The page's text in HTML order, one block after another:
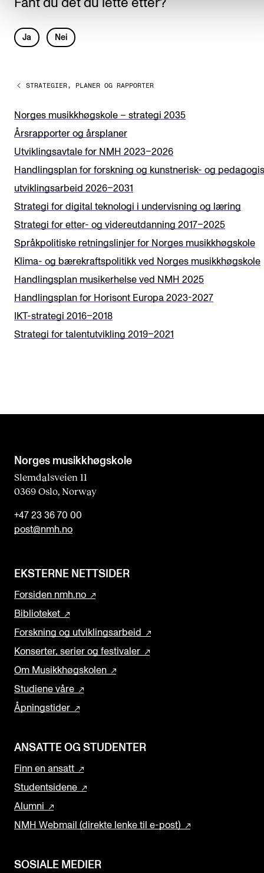
Fant du det du lette etter?
L
v
e
t
h
i
f
i
e
l
d
b
l
a
Ja Nei
STRATEGIER, PLANER OG RAPPORTER
Norges musikkhøgskole – strategi 2035
Årsrapporter og årsplaner
Utviklingsavtale for NMH 2023–2026
Handlingsplan for forskning og kunstnerisk- og
utviklingsarbeid 2026–2031
Strategi for digital teknologi i undervisning og læring
Strategi for etter- og videreutdanning 2017–2025
Språkpolitiske retningslinjer for Norges musikkhøgskole
Klima- og bærekraftspolitikk ved Norges musikkhøgskole
Handlingsplan musikerhelse ved NMH 2025
Handlingsplan for Horisont Europa 2023-2027
IKT-strategi 2016–2018
Strategi for talentutvikling 2019–2021
Norges musikk­høgskole
Slemdalsveien 11
0369 Oslo, Norway
+47 23 36 70 00
post@nmh.no
EKSTERNE NETTSIDER
Forsiden nmh.no
Biblioteket
Forskning og utviklingsarbeid
Konserter, serier og festivaler
Om Musikkhøgskolen
Studiene våre
Åpningstider
ANSATTE OG STUDENTER
Finn en ansatt
Studentsidene
Alumni
NMH Webmail (direkte lenke til e-post)
SOSIALE MEDIER